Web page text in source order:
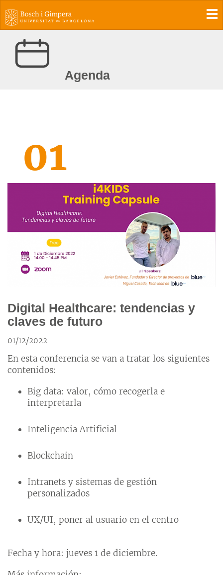
Agenda
01
Digital Healthcare: tendencias y
claves de futuro
01/12/2022
En esta conferencia se van a tratar los siguientes
contenidos:
Big data: valor, cómo recogerla e
interpretarla
Inteligencia Artificial
Blockchain
Intranets y sistemas de gestión
personalizados
UX/UI, poner al usuario en el centro
Fecha y hora: jueves 1 de diciembre.